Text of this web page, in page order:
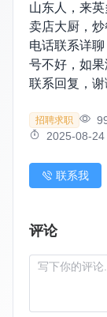
山东人，来
卖店大厨，
电话联系详
号不好，如
联系回复，谢
招聘求职
2025-08-
联系我
评论